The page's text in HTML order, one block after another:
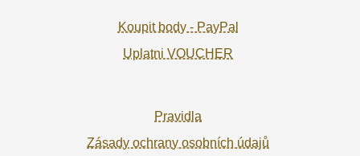
Koupit body - PayPal
Uplatni VOUCHER
Pravidla
Zásady ochrany osobních údajů